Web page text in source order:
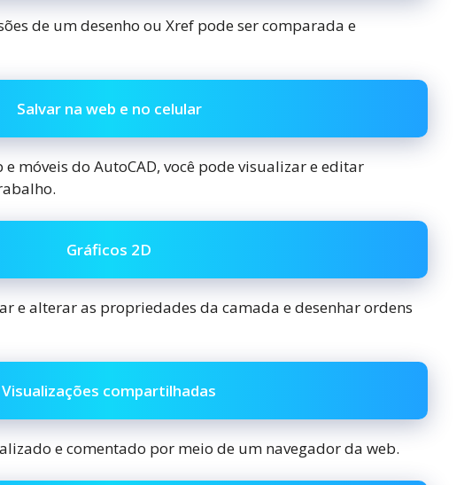
de um desenho ou Xref pode ser comparada e
Salvar na web e no celular
móveis do AutoCAD, você pode visualizar e editar
Gráficos 2D
e alterar as propriedades da camada e desenhar ordens
Visualizações compartilhadas
e comentado por meio de um navegador da web.